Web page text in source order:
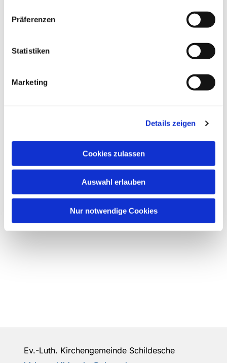
Präferenzen
Statistiken
Marketing
Details zeigen
Cookies zulassen
Auswahl erlauben
Nur notwendige Cookies
Ev.-Luth. Kirchengemeinde Schildesche